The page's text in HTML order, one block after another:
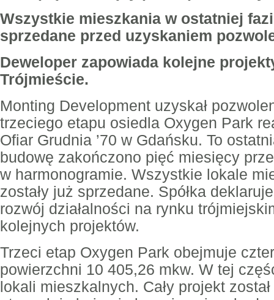
Wszystkie mieszkania w ostatniej
sprzedane przed uzyskaniem
Deweloper zapowiada kolejne
Trójmieście.
Monting Development uzyskał
trzeciego etapu osiedla Oxygen Park
Ofiar Grudnia ’70 w Gdańsku. To
budowę zakończono pięć miesięcy
w harmonogramie. Wszystkie lokale
zostały już sprzedane. Spółka
rozwój działalności na rynku
kolejnych projektów.
Trzeci etap Oxygen Park obejmuje
powierzchni 10 405,26 mkw. W tej
lokali mieszkalnych. Cały projekt